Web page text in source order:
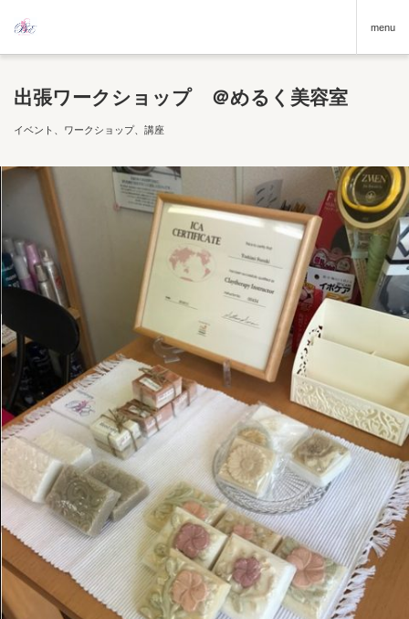
menu
出張ワークショップ ＠めるく美容室
イベント、ワークショップ、講座